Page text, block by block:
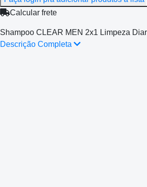
Calcular frete
Shampoo CLEAR MEN 2x1 Limpeza
Descrição Completa